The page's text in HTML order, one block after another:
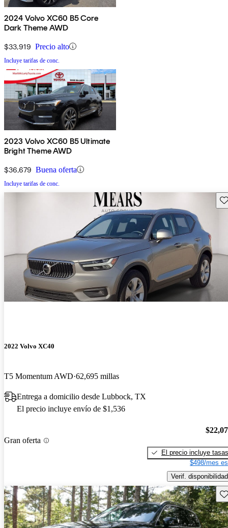
2024 Volvo XC60 B5 Core
Dark Theme AWD
$33,919 Precio alto
Incluye tarifas de conc.
2023 Volvo XC60 B5 Ultimate
Bright Theme AWD
$36,679 Buena oferta
Incluye tarifas de conc.
2022 Volvo XC40
T5 Momentum AWD 62,695 millas
Entrega a domicilio desde Lubbock, TX
El precio incluye envío de $1,536
Gran oferta
El precio incluye tasas
$498/mes
Verif. disponibilidad